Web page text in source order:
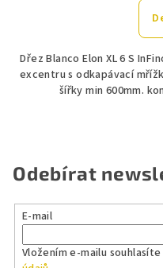
Dřez Blanco Elon XL 6 S
excentru s odkapávací
šířky min 600mm.
Odebírat
E-mail
Vložením e-mailu souhlasíte